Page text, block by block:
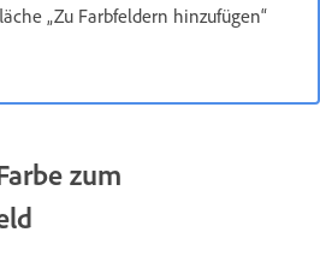
„Zu Farbfeldern hinzufügen“
zum